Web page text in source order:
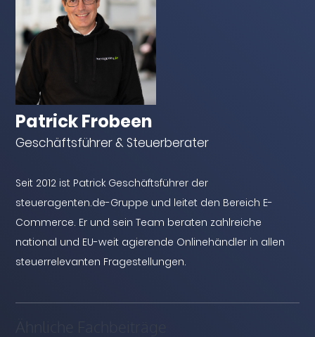
Patrick Frobeen
Geschäftsführer & Steuerberater
Seit 2012 ist Patrick Geschäftsführer der
steueragenten.de-Gruppe und leitet den Bereich E-
Commerce. Er und sein Team beraten zahlreiche
national und EU-weit agierende Onlinehändler in allen
steuerrelevanten Fragestellungen.